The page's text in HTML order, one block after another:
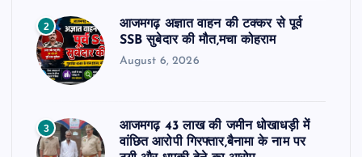
2
आजमगढ़ अज्ञात वाहन की टक्कर से पूर्व
SSB सुबेदार की मौत,मचा कोहराम
August 6, 2026
3
आजमगढ़ 43 लाख की जमीन धोखाधड़ी में
वांछित आरोपी गिरफ्तार,बैनामा के नाम पर